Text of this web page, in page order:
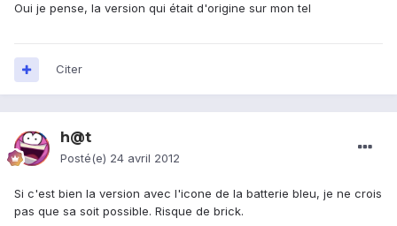
Oui je pense, la version qui était d'origine sur mon tel
Citer
h@t
Posté(e) 24 avril 2012
Si c'est bien la version avec l'icone de la batterie bleu, je ne crois
pas que sa soit possible. Risque de brick.